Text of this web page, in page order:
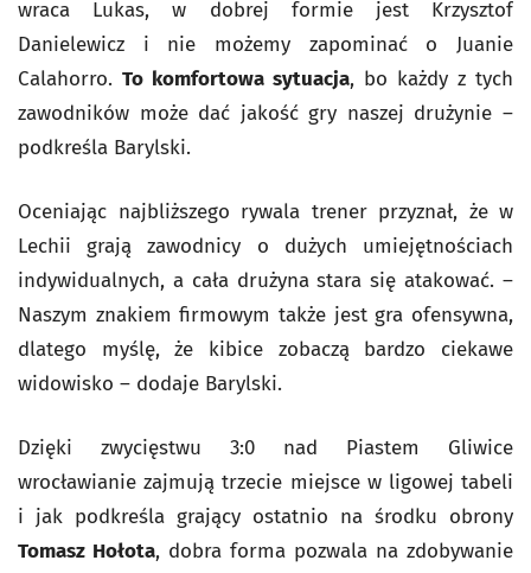
wraca Lukas, w dobrej formie jest Krzysztof
Danielewicz i nie możemy zapominać o Juanie
Calahorro. To komfortowa sytuacja, bo każdy z tych
zawodników może dać jakość gry naszej drużynie –
podkreśla Barylski.
Oceniając najbliższego rywala trener przyznał, że w
Lechii grają zawodnicy o dużych umiejętnościach
indywidualnych, a cała drużyna stara się atakować. –
Naszym znakiem firmowym także jest gra ofensywna,
dlatego myślę, że kibice zobaczą bardzo ciekawe
widowisko – dodaje Barylski.
Dzięki zwycięstwu 3:0 nad Piastem Gliwice
wrocławianie zajmują trzecie miejsce w ligowej tabeli
i jak podkreśla grający ostatnio na środku obrony
Tomasz Hołota, dobra forma pozwala na zdobywanie